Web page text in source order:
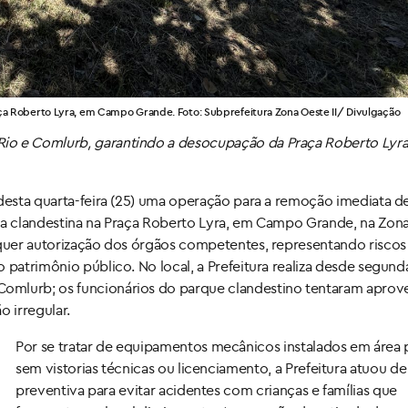
Roberto Lyra, em Campo Grande. Foto: Subprefeitura Zona Oeste II/ Divulgação
e Comlurb, garantindo a desocupação da Praça Roberto
quarta-feira (25) uma operação para a remoção imediata
na Praça Roberto Lyra, em Campo Grande, na
autorização dos órgãos competentes, representando riscos
público. No local, a Prefeitura realiza desde
os funcionários do parque clandestino tentaram
irregular.
Por se tratar de equipamentosmecânicos instalados em área
sem vistorias técnicas ou licenciamento, a Prefeitura atuou
preventiva para evitar acidentes com crianças e famílias que